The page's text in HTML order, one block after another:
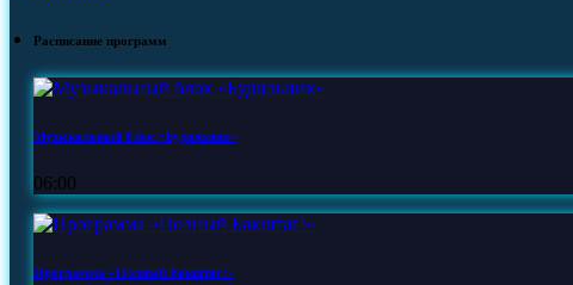
Расписание программ
Музыкальный блок «Будильник»
06:00
Программа «Полный Бакштаг!»